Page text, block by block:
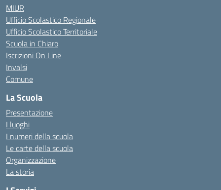
MIUR
Ufficio Scolastico Regionale
Ufficio Scolastico Territoriale
Scuola in Chiaro
Iscrizioni On Line
Invalsi
Comune
La Scuola
Presentazione
I luoghi
I numeri della scuola
Le carte della scuola
Organizzazione
La storia